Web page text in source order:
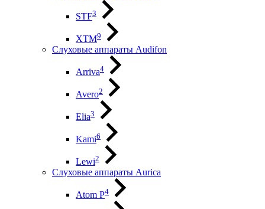
STF3
XTM9
Слуховые аппараты Audifon
Arriva4
Avero2
Elia3
Kami6
Lewi2
Слуховые аппараты Aurica
Atom P4